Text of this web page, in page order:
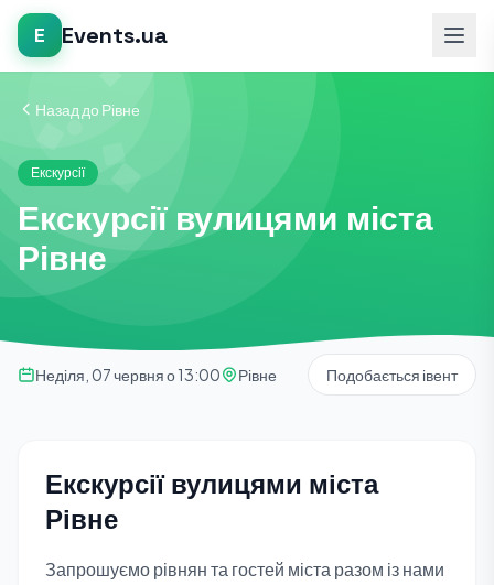
E Events.ua
Назад до Рівне
Екскурсії
Екскурсії вулицями міста
Рівне
Неділя, 07 червня о 13:00 Рівне Подобається івент
Екскурсії вулицями міста
Рівне
Запрошуємо рівнян та гостей міста разом із нами